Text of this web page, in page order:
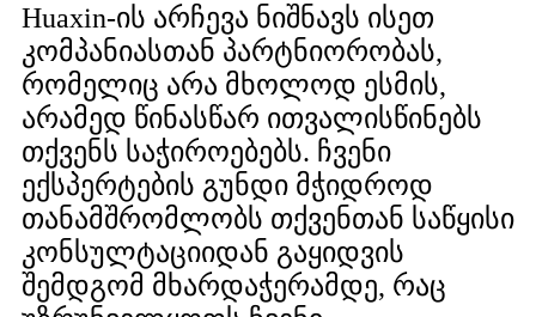
Huaxin-ის არჩევა ნიშნავს ისეთ
კომპანიასთან პარტნიორობას,
რომელიც არა მხოლოდ ესმის,
არამედ წინასწარ ითვალისწინებს
თქვენს საჭიროებებს. ჩვენი
ექსპერტების გუნდი მჭიდროდ
თანამშრომლობს თქვენთან საწყისი
კონსულტაციიდან გაყიდვის
შემდგომ მხარდაჭერამდე, რაც